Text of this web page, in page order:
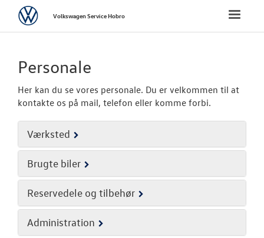
OM OS
Toggle
VolkswagenVolkswagen Service Hobro
Personale
Her kan du se vores personale. Du er velkommen til at
kontakte os på mail, telefon eller komme forbi.
Værksted
Brugte biler
Reservedele og tilbehør
Administration